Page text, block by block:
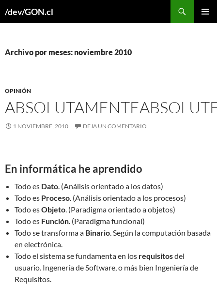
/dev/GON.cl
Archivo por meses: noviembre 2010
OPINIÓN
ABSOLUTAMENTE
1 NOVIEMBRE, 2010 DEJA UN COMENTARIO
En informática he aprendido
Todo es Dato. (Análisis orientado a los datos)
Todo es Proceso. (Análisis orientado a los procesos)
Todo esObjeto. (Paradigma orientado a objetos)
Todo es Función. (Paradigma funcional)
Todo se transforma a Binario. Según la computación basada
en electrónica.
Todo el sistema se fundamenta en los requisitosdel
usuario. Ingenería de Software, o más bien Ingeniería de
Requisitos.